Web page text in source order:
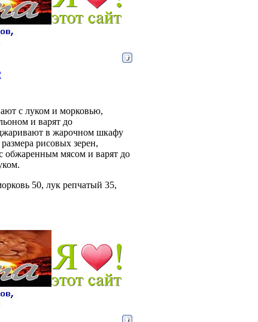
с луком и морковью,
и варят до
в жарочном шкафу
рисовых зерен,
обжаренным мясом и варят до
50, лук репчатый 35,